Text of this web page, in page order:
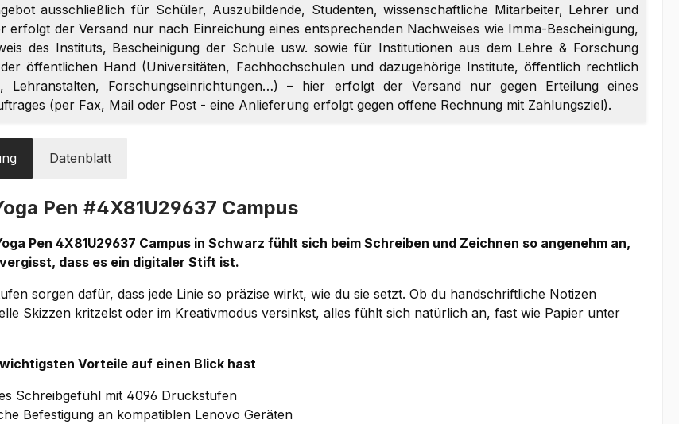
ausschließlich für Schüler, Auszubildende, Studenten, wissenschaftliche Mitarbeiter, Lehrer und
erfolgt der Versand nur nach Einreichung eines entsprechenden Nachweises wie Imma-Bescheinigung,
des Instituts, Bescheinigung der Schule usw. sowie für Institutionen aus dem Lehre & Forschung
öffentlichen Hand (Universitäten, Fachhochschulen und dazugehörige Institute, öffentlich rechtlich
Lehranstalten, Forschungseinrichtungen…) – hier erfolgt der Versand nur gegen Erteilung eines
(per Fax, Mail oder Post - eine Anlieferung erfolgt gegen offene Rechnung mit Zahlungsziel).
Datenblatt
Pen #4X81U29637 Campus
Pen 4X81U29637 Campus in Schwarz fühlt sich beim Schreiben und Zeichnen so angenehm an,
dass es ein digitaler Stift ist.
sorgen dafür, dass jede Linie so präzise wirkt, wie du sie setzt. Ob du handschriftliche Notizen
Skizzen kritzelst oder im Kreativmodus versinkst, alles fühlt sich natürlich an, fast wie Papier unter
Vorteile auf einen Blick hast
Schreibgefühl mit 4096 Druckstufen
Befestigung an kompatiblen Lenovo Geräten